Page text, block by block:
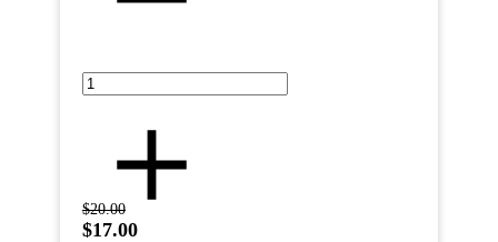
$20.00
$17.00